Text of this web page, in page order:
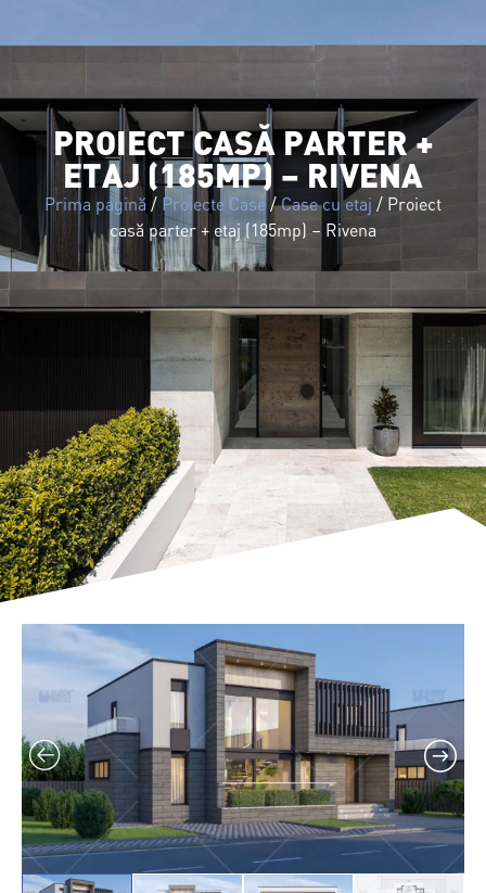
PROIECT CASĂ PARTER +
ETAJ (185MP) – RIVENA
Prima pagină / Proiecte Case/Case cu etaj / Proiect
casă parter + etaj (185mp) – Rivena